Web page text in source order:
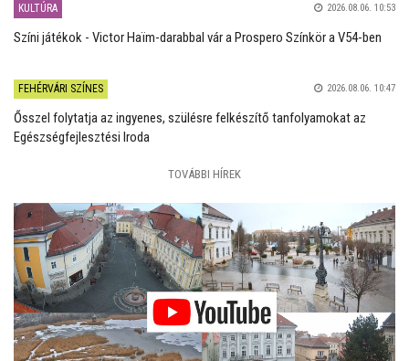
KULTÚRA 2026.08.06. 10:53
Színi játékok - Victor Haïm-darabbal vár a Prospero Színkör a V54-ben
FEHÉRVÁRI SZÍNES 2026.08.06. 10:47
Ősszel folytatja az ingyenes, szülésre felkészítő tanfolyamokat az
Egészségfejlesztési Iroda
TOVÁBBI HÍREK